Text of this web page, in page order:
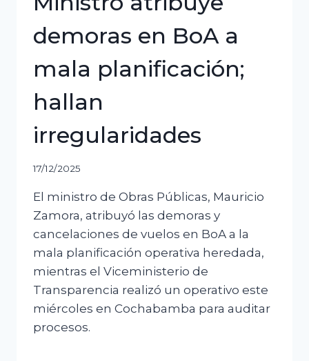
demoras en BoA a
mala planificación;
hallan
irregularidades
17/12/2025
El ministro de Obras Públicas, Mauricio
Zamora, atribuyó las demoras y
cancelaciones de vuelos en BoA a la
mala planificación operativa heredada,
mientras el Viceministerio de
Transparencia realizó un operativo este
miércoles en Cochabamba para auditar
procesos.